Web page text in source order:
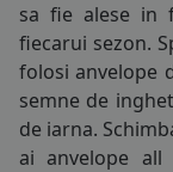
sa fie alese in
fiecarui sezon.
folosi anvelope
semne de
de iarna.
ai anvelope all